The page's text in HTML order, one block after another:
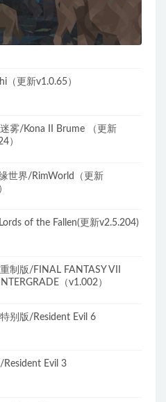
（更新v1.0.65）
雾/Kona II Brume （更新
）
世界/RimWorld（更新
of the Fallen(更新v2.5.204)
制版/FINAL FANTASY VII
（v1.002）
别版/Resident Evil 6
Evil 3